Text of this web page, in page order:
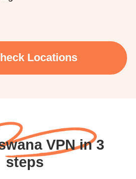
Locations
VPN in 3
steps